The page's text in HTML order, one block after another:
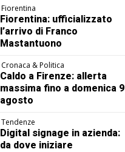
Fiorentina
Fiorentina: ufficializzato
l’arrivo di Franco
Mastantuono
Cronaca & Politica
Caldo a Firenze: allerta
massima fino a domenica 9
agosto
Tendenze
Digital signage in azienda:
da dove iniziare